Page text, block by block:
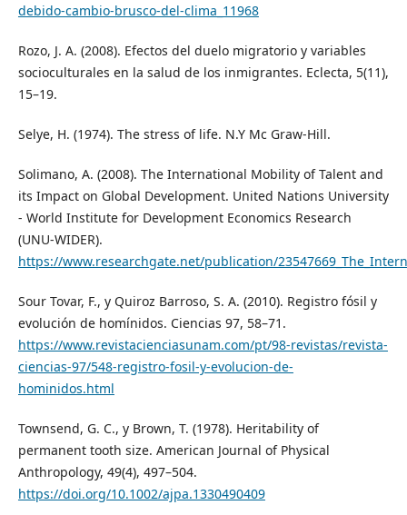
debido-cambio-brusco-del-clima_11968
Rozo, J. A. (2008). Efectos del duelo migratorio y variables
socioculturales en la salud de los inmigrantes. Eclecta, 5(11),
15–19.
Selye, H. (1974). The stress of life. N.Y Mc Graw-Hill.
Solimano, A. (2008). The International Mobility of Talent and
its Impact on Global Development. United Nations University
- World Institute for Development Economics Research
(UNU-WIDER).
https://www.researchgate.net/publication/
Sour Tovar, F., y Quiroz Barroso, S. A. (2010). Registro fósil y
evolución de homínidos. Ciencias 97, 58–71.
https://www.revistacienciasunam.com/pt/98-revistas/revista-
ciencias-97/548-registro-fosil-y-evolucion-de-
hominidos.html
Townsend, G. C., y Brown, T. (1978). Heritability of
permanent tooth size. American Journal of Physical
Anthropology, 49(4), 497–504.
https://doi.org/10.1002/ajpa.1330490409